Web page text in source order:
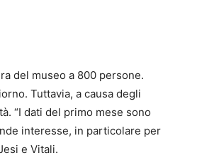
del museo a 800 persone.
Tuttavia, a causa degli
“I dati del primo mese sono
interesse, in particolare per
e Vitali.